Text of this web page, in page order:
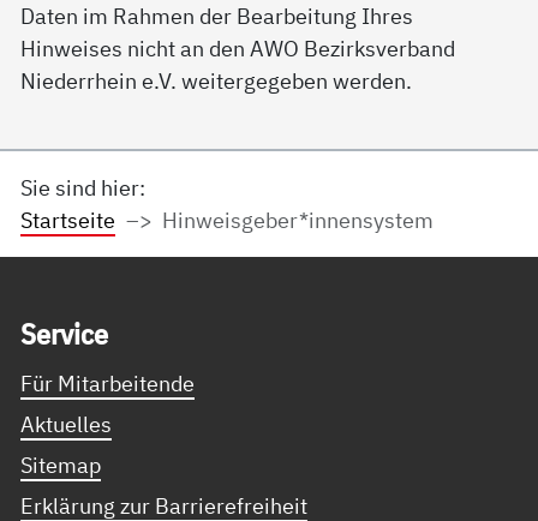
Daten im Rahmen der Bearbeitung Ihres
Hinweises nicht an den AWO Bezirksverband
Niederrhein e.V. weitergegeben werden.
Sie sind hier:
Startseite
Hinweisgeber*innensystem
Ser­vice
Für Mitarbeitende
Aktuelles
Sitemap
Erklärung zur Barrierefreiheit